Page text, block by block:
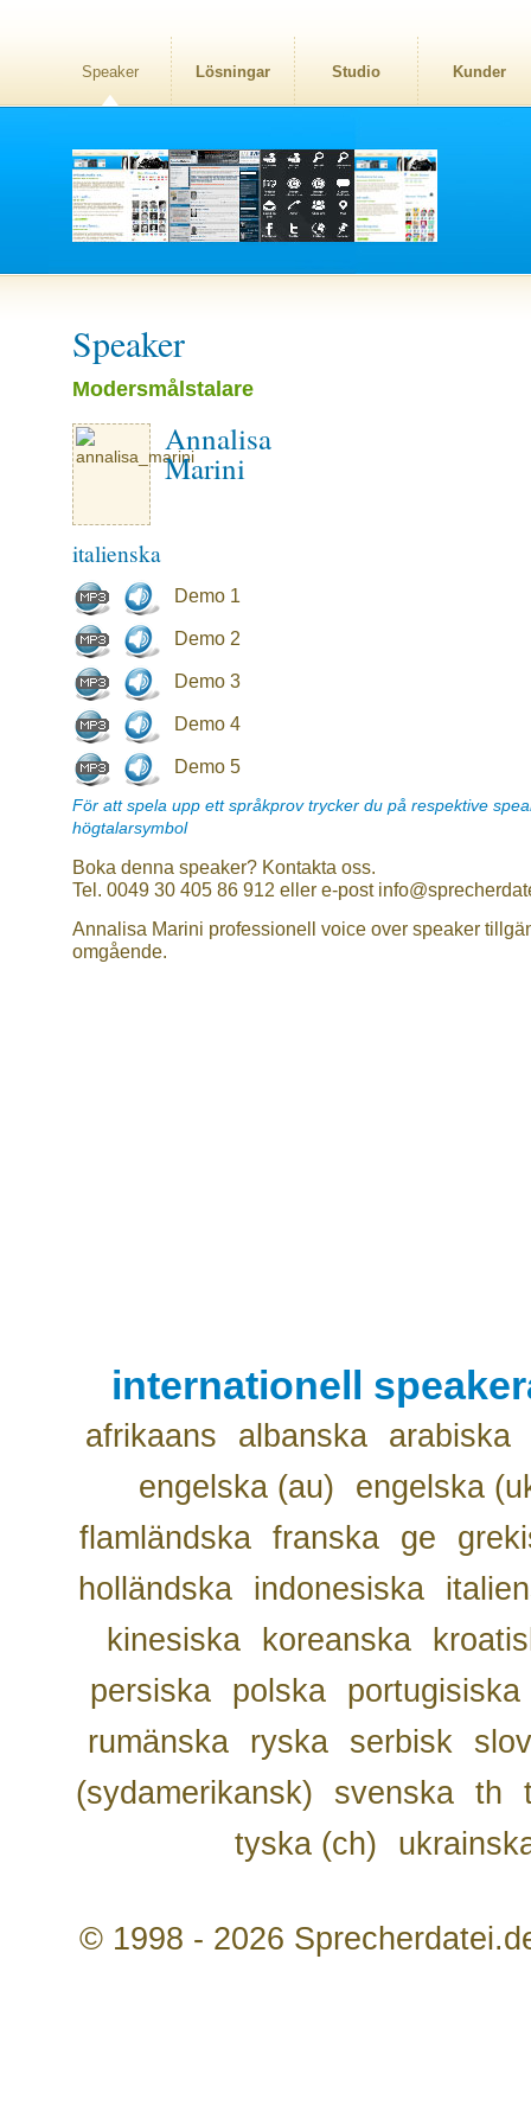
Speaker Lösningar Studio Kunder
Speaker
Modersmålstalare
Annalisa
Marini
italienska
Demo 1
Demo 2
Demo 3
Demo 4
Demo 5
För att spela upp ett språkprov trycker du på respektive
högtalarsymbol
Boka denna speaker? Kontakta oss.
Tel. 0049 30 405 86 912 eller e-post
Annalisa Marini professionell voice over speaker
omgående.
internationell
afrikaans albanska
arabiska
engelska (au)
engelska
flamländska franska ge
holländska
indonesiska
kinesiska
koreanska
persiska
polska
portugisiska
rumänska
ryska serbisk
(sydamerikansk)
svenska th
tyska (ch)
© 1998 - 2026